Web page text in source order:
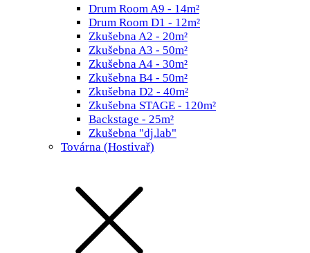
Drum Room A9 - 14m²
Drum Room D1 - 12m²
Zkušebna A2 - 20m²
Zkušebna A3 - 50m²
Zkušebna A4 - 30m²
Zkušebna B4 - 50m²
Zkušebna D2 - 40m²
Zkušebna STAGE - 120m²
Backstage - 25m²
Zkušebna "dj.lab"
Továrna (Hostivař)